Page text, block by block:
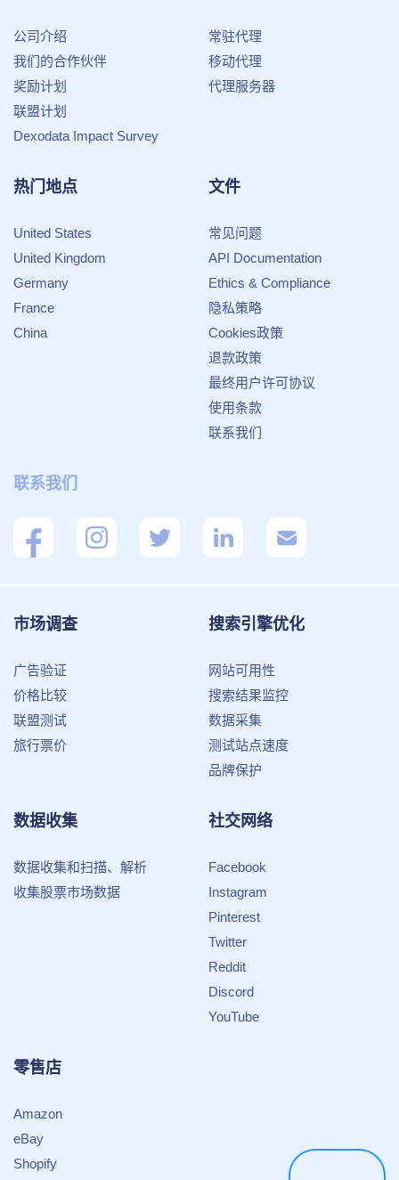
公司介绍
我们的合作伙伴
奖励计划
联盟计划
Dexodata Impact Survey
常驻代理
移动代理
代理服务器
热门地点
United States
United Kingdom
Germany
France
China
文件
常见问题
API Documentation
Ethics & Compliance
隐私策略
Cookies政策
退款政策
最终用户许可协议
使用条款
联系我们
联系我们
市场调查
广告验证
价格比较
联盟测试
旅行票价
搜索引擎优化
网站可用性
搜索结果监控
数据采集
测试站点速度
品牌保护
数据收集
数据收集和扫描、解析
收集股票市场数据
社交网络
Facebook
Instagram
Pinterest
Twitter
Reddit
Discord
YouTube
零售店
Amazon
eBay
Shopify